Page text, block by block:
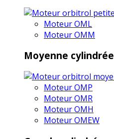
Moteur OML
Moteur OMM
Moyenne cylindrée
Moteur OMP
Moteur OMR
Moteur OMH
Moteur OMEW